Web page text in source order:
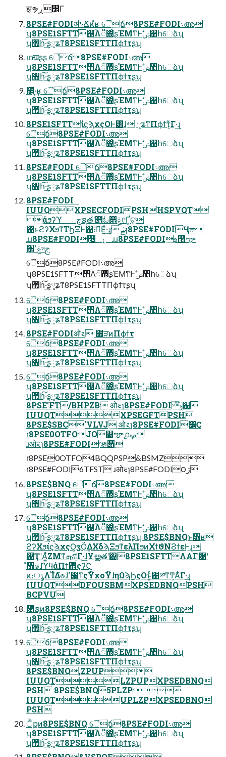
झຯڕ௼Γ
8PSE#FODIॳࢀՃͷํʁ ୈճ8PSE#FODI܈അ
ʮ8PSE1SFTT஥ؒΛ૿΍ͦ͏ʂΈΜͳͰࣗݾ঺հେձʯ
ʮ঺հ͠·͢ʂ༷ʑͳ8PSE1SFTTΠϕϯτʂʯ
ഥखʂʂ ୈճ8PSE#FODI܈അ
ʮ8PSE1SFTT஥ؒΛ૿΍ͦ͏ʂΈΜͳͰࣗݾ঺հେձʯ
ʮ঺հ͠·͢ʂ༷ʑͳ8PSE1SFTTΠϕϯτʂʯ
஌ͬͯ·͔͢ʁ ୈճ8PSE#FODI܈അ
ʮ8PSE1SFTT஥ؒΛ૿΍ͦ͏ʂΈΜͳͰࣗݾ঺հେձʯ
ʮ঺հ͠·͢ʂ༷ʑͳ8PSE1SFTTΠϕϯτʂʯ
8PSE1SFTTίϛϡχςΟͰ͸ɺ ༷ʑͳΠϕϯτ͕͋Γ·͢ɻ
ୈճ8PSE#FODI܈അ
ʮ8PSE1SFTT஥ؒΛ૿΍ͦ͏ʂΈΜͳͰࣗݾ঺հେձʯ
ʮ঺հ͠·͢ʂ༷ʑͳ8PSE1SFTTΠϕϯτʂʯ
8PSE#FODI ୈճ8PSE#FODI܈അ
ʮ8PSE1SFTT஥ؒΛ૿΍ͦ͏ʂΈΜͳͰࣗݾ঺հେձʯ
ʮ঺հ͠·͢ʂ༷ʑͳ8PSE1SFTTΠϕϯτʂʯ
8PSE#FODI
IUUQXPSECFODIPSHHSPVQT
άϧʔϓ جຊతʹ౎ಓ෎ݝ୯Ґ͕ଟ͍
΋ͬͱϩʔΧϧͳΤϦΞͰ΋։࠵͞Ε͍ͯ·͢ɻ ྫɿ8PSE#FODIӋా
ɹɹ8PSE#FODI૔ෑ ɹɹ8PSE#FODIஉ໦ౡ
߳઒ݝߴদࢢ
ୈճ8PSE#FODI܈അ
ʮ8PSE1SFTT஥ؒΛ૿΍ͦ͏ʂΈΜͳͰࣗݾ঺հେձʯ
ʮ঺հ͠·͢ʂ༷ʑͳ8PSE1SFTTΠϕϯτʂʯ
ୈճ8PSE#FODI܈അ
ʮ8PSE1SFTT஥ؒΛ૿΍ͦ͏ʂΈΜͳͰࣗݾ঺հେձʯ
ʮ঺հ͠·͢ʂ༷ʑͳ8PSE1SFTTΠϕϯτʂʯ
8PSE#FODIओ࠵ ೿ੜͷΠϕϯτ
ୈճ8PSE#FODI܈അ
ʮ8PSE1SFTT஥ؒΛ૿΍ͦ͏ʂΈΜͳͰࣗݾ঺հେձʯ
ʮ঺հ͠·͢ʂ༷ʑͳ8PSE1SFTTΠϕϯτʂʯ
ୈճ8PSE#FODI܈അ
ʮ8PSE1SFTT஥ؒΛ૿΍ͦ͏ʂΈΜͳͰࣗݾ঺հେձʯ
ʮ঺հ͠·͢ʂ༷ʑͳ8PSE1SFTTΠϕϯτʂʯ
8PSE'FT/BHPZB ओ࠵ɿ8PSE#FODI໊ݹ԰
IUUQTXPSEGFTPSH
8PSE$SBC'VLVJ ओ࠵ɿ8PSE#FODI෱Ҫ
ɾ8PSE0OTFOJO෱ౡ൧ࡔ
ɹओ࠵ɿ8PSE#FODIઋ୆
ɾ8PSE0OTFO4BQQPSP&BSMZ
ɾ8PSE#FODI6TFST ɹओ࠵ɿ8PSE#FODI౦ژ
8PSE$BNQ ୈճ8PSE#FODI܈അ
ʮ8PSE1SFTT஥ؒΛ૿΍ͦ͏ʂΈΜͳͰࣗݾ঺հେձʯ
ʮ঺հ͠·͢ʂ༷ʑͳ8PSE1SFTTΠϕϯτʂʯ
ୈճ8PSE#FODI܈അ
ʮ8PSE1SFTT஥ؒΛ૿΍ͦ͏ʂΈΜͳͰࣗݾ঺հେձʯ
ʮ঺հ͠·͢ʂ༷ʑͳ8PSE1SFTTΠϕϯτʂʯ 8PSE$BNQͱ͸ʁ
ϩʔΧϧίϛϡχςΟ͕ӡӦ͢ΔΧδϡΞϧͳελΠϧͷΧϯϑΝϨϯεͰ͢ɻ
஍ҬʹΑ͍ͬͯΖΜͳܗଶ͕͋Γ·͕͢ɺҰൠతʹ͸8PSE1SFTTΛΑΓޮ཰ʹ
࢖͏ํ๏ɺϓϥάΠϯ΍ςʔϚ
ͷ։ൃΛ࢝ΊΔํ๏ɺߴ౓ͳςΫχοΫɺηΩϡϦςΟͱ͍ͬͨ಺༰ͳͲ͕Α͋͘Γ·͢ɻ
IUUQTDFOUSBMXPSEDBNQPSH
BCPVU
೔ຊͷ8PSE$BNQ ୈճ8PSE#FODI܈അ
ʮ8PSE1SFTT஥ؒΛ૿΍ͦ͏ʂΈΜͳͰࣗݾ঺հେձʯ
ʮ঺հ͠·͢ʂ༷ʑͳ8PSE1SFTTΠϕϯτʂʯ
ୈճ8PSE#FODI܈അ
ʮ8PSE1SFTT஥ؒΛ૿΍ͦ͏ʂΈΜͳͰࣗݾ঺հେձʯ
ʮ঺հ͠·͢ʂ༷ʑͳ8PSE1SFTTΠϕϯτʂʯ
8PSE$BNQ,ZPUP
IUUQTLZPUPXPSEDBNQ
PSH 8PSE$BNQ5PLZP
IUUQTUPLZPXPSEDBNQ
PSH
ੈքͷ8PSE$BNQ ୈճ8PSE#FODI܈അ
ʮ8PSE1SFTT஥ؒΛ૿΍ͦ͏ʂΈΜͳͰࣗݾ঺հେձʯ
ʮ঺հ͠·͢ʂ༷ʑͳ8PSE1SFTTΠϕϯτʂʯ